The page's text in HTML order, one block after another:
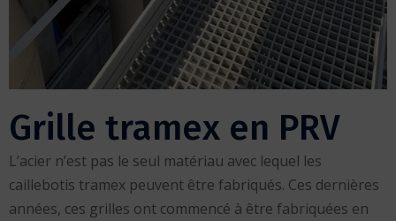
Grille tramex en PRV
L’acier n’est pas le seul matériau avec lequel les
caillebotis tramex peuvent être fabriqués. Ces dernières
années, ces grilles ont commencé à être fabriquées en